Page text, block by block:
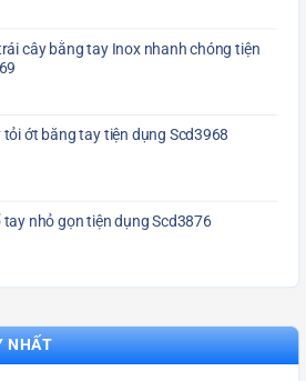
cây bằng tay Inox nhanh chóng tiện
tỏi ớt bằng tay tiện dụng Scd3968
tay nhỏ gọn tiện dụng Scd3876
NHẤT